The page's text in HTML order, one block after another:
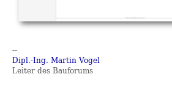
--
Dipl.-Ing. Martin Vogel
Leiter des Bauforums